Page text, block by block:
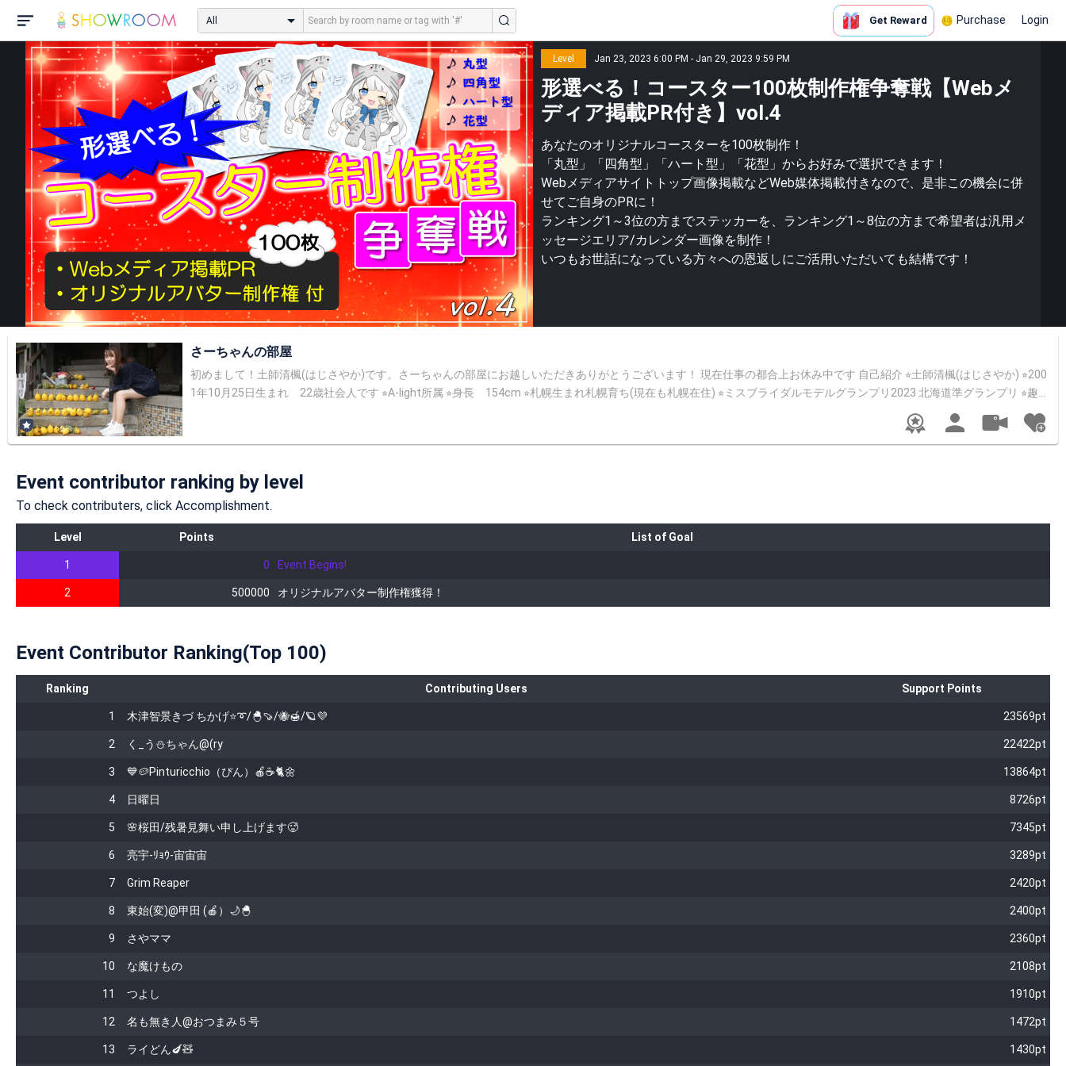
All Get Reward Purchase Login
Level Jan 23, 2023 6:00 PM - Jan 29, 2023 9:59 PM
形選べる！コースター100枚制作権争奪戦【Webメ
ディア掲載PR付き】vol.4
あなたのオリジナルコースターを100枚制作！
「丸型」「四角型」「ハート型」「花型」からお好みで選択できます！
Webメディアサイトトップ画像掲載などWeb媒体掲載付きなので、是非この機会に併
せてご自身のPRに！
ランキング1～3位の方までステッカーを、ランキング1～8位の方まで希望者は汎用メ
ッセージエリア/カレンダー画像を制作！
いつもお世話になっている方々への恩返しにご活用いただいても結構です！
さーちゃんの部屋
初めまして！土師清楓(はじさやか)です。さーちゃんの部屋にお越しいただきありがとうございます！ 現在仕事の都合上お休み中です 自己紹介 ⭐︎土師清楓(はじさやか) ⭐︎200
1年10月25日生まれ 22歳社会人です ⭐︎A-light所属 ⭐︎身長 154cm ⭐︎札幌生まれ札幌育ち(現在も札幌在住) ⭐︎ミスブライダルモデルグランプリ2023 北海道準グランプリ ⭐︎趣
とYouTube投稿してます！ 一緒にピザ食べる動画 https://youtu.be/cnmnX5S5CXM お手紙などはこちらまで！ 〒060-0061 北海道札幌市中央区南一条西2−5南1条Kビル6
Event contributor ranking by level
To check contributers, click Accomplishment.
Level Points List of Goal
1 0 Event Begins!
2 500000 オリジナルアバター制作権獲得！
Event Contributor Ranking(Top 100)
Ranking Contributing Users Support Points
1 木津智景きづ ちかげ⭐️➰/🐣🍠/🐝🍯/🪐💜 23569pt
2 く_う⛄ちゃん@(ry 22422pt
3 💙🥔Pinturicchio（ぴん）🍎☕️🐈🌼 13864pt
4 日曜日 8726pt
5 🌸桜田/残暑見舞い申し上げます🥵 7345pt
6 亮宇-ﾘｮｳ-宙宙宙 3289pt
7 Grim Reaper 2420pt
8 東始(変)@甲田 (🍎）🌙🐣 2400pt
9 さやママ 2360pt
10 な魔けもの 2108pt
11 つよし 1910pt
12 名も無き人@おつまみ５号 1472pt
13 ライどん🍆🧸 1430pt